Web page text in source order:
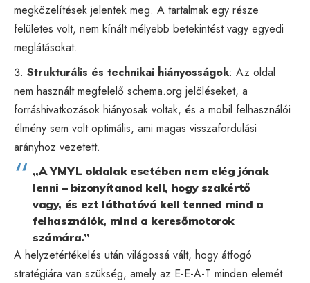
megközelítések jelentek meg. A tartalmak egy része
felületes volt, nem kínált mélyebb betekintést vagy egyedi
meglátásokat.
Strukturális és technikai hiányosságok: Az oldal
nem használt megfelelő schema.org jelöléseket, a
forráshivatkozások hiányosak voltak, és a mobil felhasználói
élmény sem volt optimális, ami magas visszafordulási
arányhoz vezetett.
„A YMYL oldalak esetében nem elég jónak
lenni – bizonyítanod kell, hogy szakértő
vagy, és ezt láthatóvá kell tenned mind a
felhasználók, mind a keresőmotorok
számára.”
A helyzetértékelés után világossá vált, hogy átfogó
stratégiára van szükség, amely az E-E-A-T minden elemét